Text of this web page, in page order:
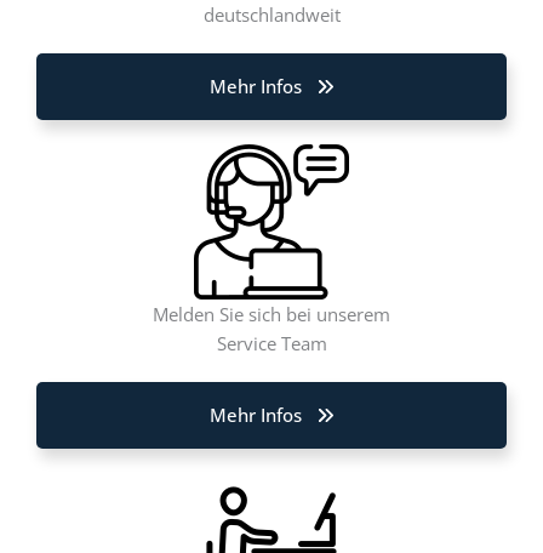
deutschlandweit
Mehr Infos
Melden Sie sich bei unserem
Service Team
Mehr Infos